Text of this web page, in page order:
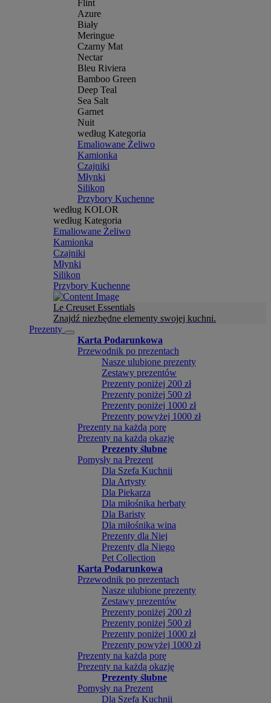
Flint
Azure
Biały
Meringue
Czarny Mat
Nectar
Bleu Riviera
Bamboo Green
Deep Teal
Sea Salt
Garnet
Nuit
według Kategoria
Emaliowane Żeliwo
Kamionka
Czajniki
Młynki
Silikon
Przybory Kuchenne
według KOLOR
według Kategoria
Emaliowane Żeliwo
Kamionka
Czajniki
Młynki
Silikon
Przybory Kuchenne
Le Creuset Essentials
Znajdź niezbędne elementy swojej kuchni.
Prezenty
Karta Podarunkowa
Przewodnik po prezentach
Nasze ulubione prezenty
Zestawy prezentów
Prezenty poniżej 200 zł
Prezenty poniżej 500 zł
Prezenty poniżej 1000 zł
Prezenty powyżej 1000 zł
Prezenty na każdą porę
Prezenty na każdą okazję
Prezenty ślubne
Pomysły na Prezent
Dla Szefa Kuchnii
Dla Artysty
Dla Piekarza
Dla miłośnika herbaty
Dla Baristy
Dla miłośnika wina
Prezenty dla Niej
Prezenty dla Niego
Pet Collection
Karta Podarunkowa
Przewodnik po prezentach
Nasze ulubione prezenty
Zestawy prezentów
Prezenty poniżej 200 zł
Prezenty poniżej 500 zł
Prezenty poniżej 1000 zł
Prezenty powyżej 1000 zł
Prezenty na każdą porę
Prezenty na każdą okazję
Prezenty ślubne
Pomysły na Prezent
Dla Szefa Kuchnii